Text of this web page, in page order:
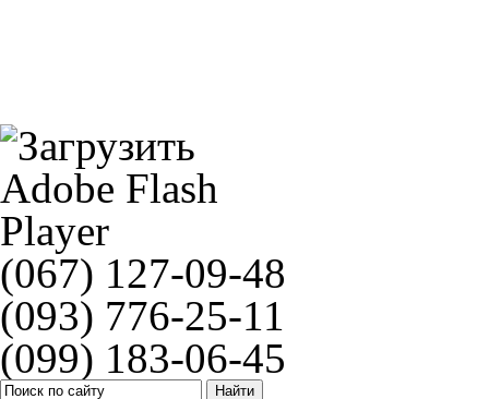
(067) 127-09-48
(093) 776-25-11
(099) 183-06-45